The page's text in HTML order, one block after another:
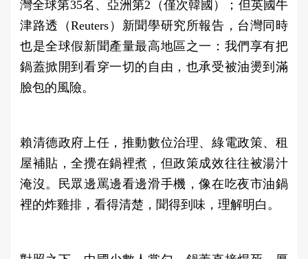
灣全球第35名、亞洲第2（僅次韓國）；但英國牛
津路透（Reuters）新聞學研究所報告，台灣同時
也是全球假新聞產量最高地區之一：我們享有把
鍋蓋掀開到看穿一切的自由，也承受被油燙到滿
臉包的風險。
賴清德政府上任，推動數位治理、綠電政策、租
屋補貼，全攪在鍋裡煮，但政策成效往往被湯汁
淹沒。民眾邊罵邊看邊滑手機，像在吃夜市油鍋
裡的炸雞排，看得清楚，聞得到味，理解明白。